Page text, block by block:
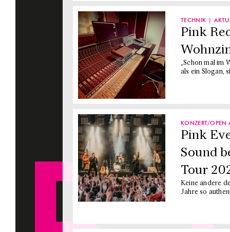
TECHNIK
Pink
„Schon mal im
als ein Slogan,
KONZERT/OPEN
Pink
Sound
Tour
Keine andere
Jahre so